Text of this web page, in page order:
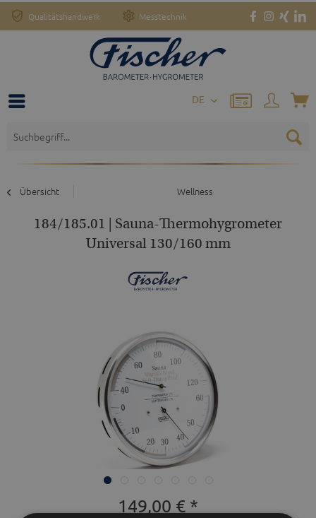
Qualitätshandwerk Messtechnik
DE
Übersicht Wellness
184/185.01 | Sauna-Thermohygrometer
Universal 130/160 mm
149,00 € *